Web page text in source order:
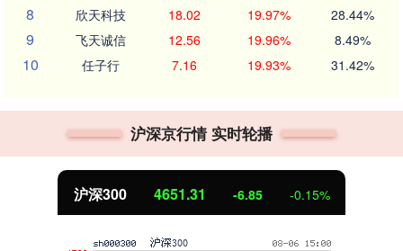
8 欣天科技 18.02 19.97% 28.44%
9 飞天诚信 12.56 19.96% 8.49%
10 任子行 7.16 19.93% 31.42%
沪深京行情 实时轮播
沪深300 4651.31 -6.85 -0.15%